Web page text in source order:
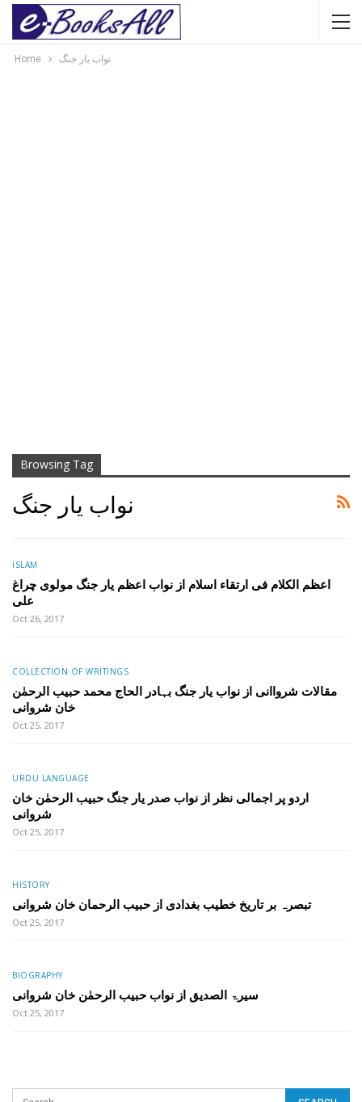
Home نواب یار جنگ
Browsing Tag
نواب یار جنگ
ISLAM
اعظم الکلام فی ارتقاء اسلام از نواب اعظم یار جنگ مولوی چراغ
علی
Oct 26, 2017
COLLECTION OF WRITINGS
مقالات شرواانی از نواب یار جنگ بہادر الحاج محمد حبیب الرحمٰن
خان شروانی
Oct 25, 2017
URDU LANGUAGE
اردو پر اجمالی نظر از نواب صدر یار جنگ حبیب الرحمٰن خان
شروانی
Oct 25, 2017
HISTORY
تبصرہ بر تاریخ خطیب بغدادی از حبیب الرحمان خان شروانی
Oct 25, 2017
BIOGRAPHY
سیرۃ الصدیق از نواب حبیب الرحمٰن خان شروانی
Oct 25, 2017